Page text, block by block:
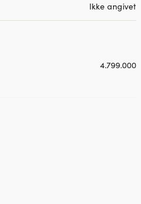
Ikke angivet
4.799.000